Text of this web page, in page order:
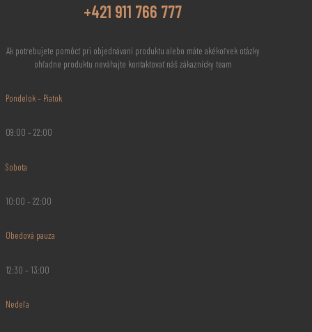
+421 911 766 777
Ak potrebujete pomôcť pri objednávaní produktu alebo máte akékoľvek otázky
ohľadne produktu neváhajte kontaktovať náš zákaznícky team
Pondelok – Piatok
09:00 – 22:00
Sobota
10:00 – 22:00
Obedová pauza
12:30 – 13:00
Nedeľa